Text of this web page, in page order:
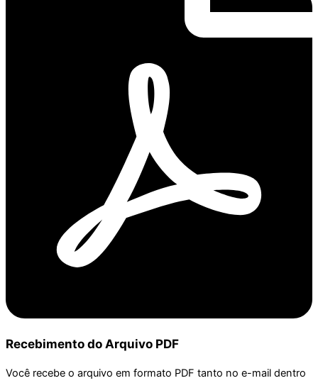
Recebimento do Arquivo PDF
Você recebe o arquivo em formato PDF tanto no e-mail dentro